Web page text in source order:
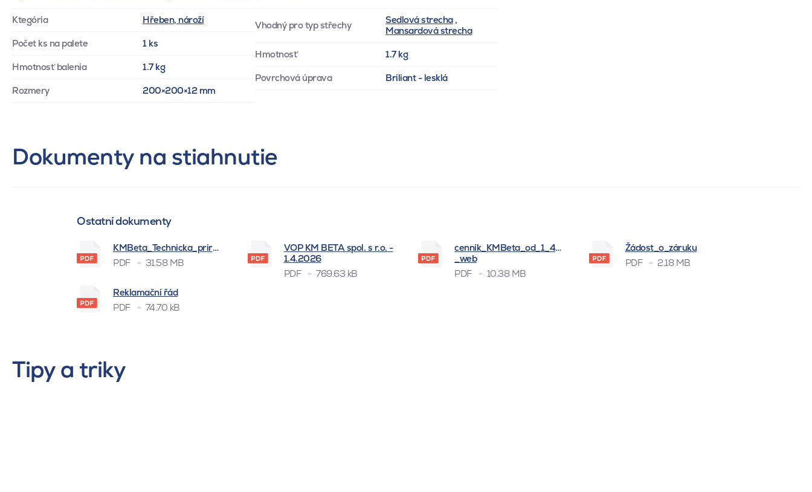
Ktegória Hřeben, nároží
Počet ks na palete 1 ks
Hmotnosť balenia 1.7 kg
Rozmery 200×200×12 mm
Vhodný pro typ střechy Sedlová strecha,
Mansardová strecha
Hmotnosť 1.7 kg
Povrchová úprava Briliant - lesklá
Dokumenty na stiahnutie
Ostatní dokumenty
KMBeta_Technicka_prirucka_BSK_
PDF
31.58 MB
VOP KM BETA spol. s r.o. -
1.4.2026
PDF
769.63 kB
cenník_KMBeta_od_1_4_2026
_web
PDF
10.38 MB
Žádost_o_záruku
PDF
2.18 MB
Reklamační řád
PDF
74.70 kB
Tipy a triky